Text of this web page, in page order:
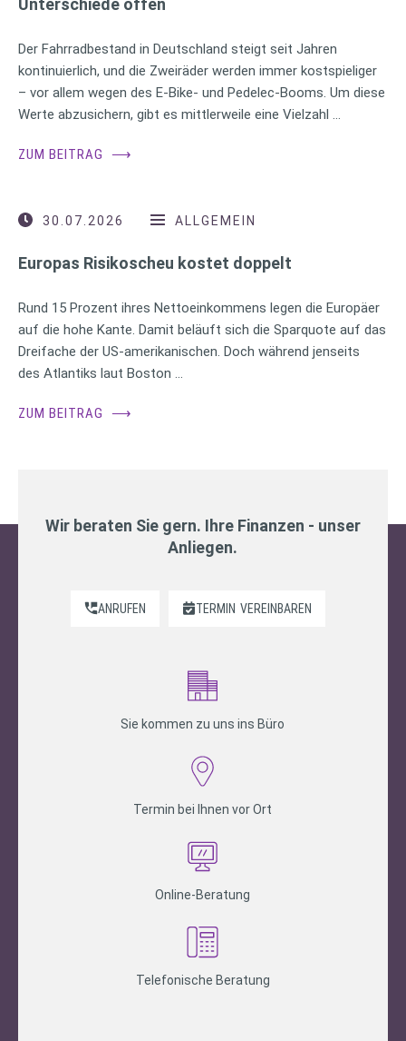
Unterschiede offen
Der Fahrradbestand in Deutschland steigt seit Jahren
kontinuierlich, und die Zweiräder werden immer kostspieliger
– vor allem wegen des E-Bike- und Pedelec-Booms. Um diese
Werte abzusichern, gibt es mittlerweile eine Vielzahl …
ZUM BEITRAG ⟶
30.07.2026 ALLGEMEIN
Europas Risikoscheu kostet doppelt
Rund 15 Prozent ihres Nettoeinkommens legen die Europäer
auf die hohe Kante. Damit beläuft sich die Sparquote auf das
Dreifache der US-amerikanischen. Doch während jenseits
des Atlantiks laut Boston …
ZUM BEITRAG ⟶
Wir beraten Sie gern. Ihre Finanzen - unser
Anliegen.
ANRUFEN TERMIN VEREINBAREN
Sie kommen zu uns ins Büro
Termin bei Ihnen vor Ort
Online-Beratung
Telefonische Beratung